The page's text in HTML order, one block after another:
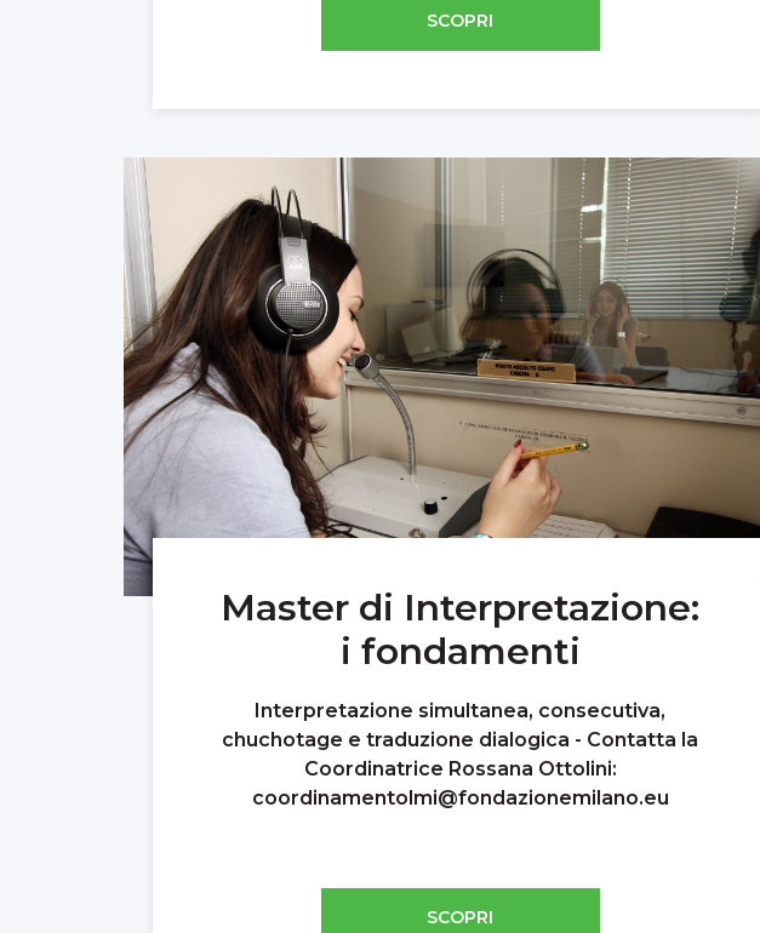
SCOPRI
Master di Interpretazione:
i fondamenti
Interpretazione simultanea, consecutiva,
chuchotage e traduzione dialogica - Contatta la
Coordinatrice Rossana Ottolini:
coordinamentolmi@fondazionemilano.eu
SCOPRI